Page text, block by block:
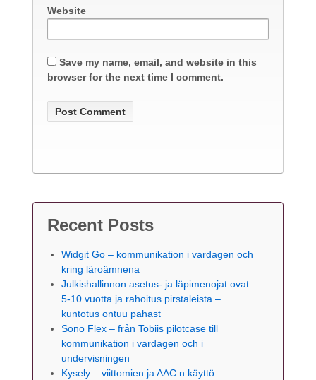
Website
Save my name, email, and website in this
browser for the next time I comment.
Recent Posts
Widgit Go – kommunikation i vardagen och
kring läroämnena
Julkishallinnon asetus- ja läpimenojat ovat
5-10 vuotta ja rahoitus pirstaleista –
kuntotus ontuu pahast
Sono Flex – från Tobiis pilotcase till
kommunikation i vardagen och i
undervisningen
Kysely – viittomien ja AAC:n käyttö